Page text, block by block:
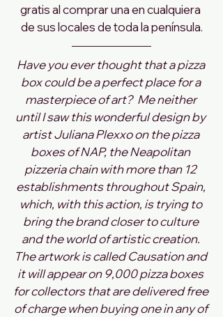
gratis al comprar una en cualquiera
de sus locales de toda la península.
Have you ever thought that a pizza
box could be a perfect place for a
masterpiece of art?  Me neither
until I saw this wonderful design by
artist Juliana Plexxo on the pizza
boxes of NAP, the Neapolitan
pizzeria chain with more than 12
establishments throughout Spain,
which, with this action, is trying to
bring the brand closer to culture
and the world of artistic creation.
The artwork is called Causation and
it will appear on 9,000 pizza boxes
for collectors that are delivered free
of charge when buying one in any of